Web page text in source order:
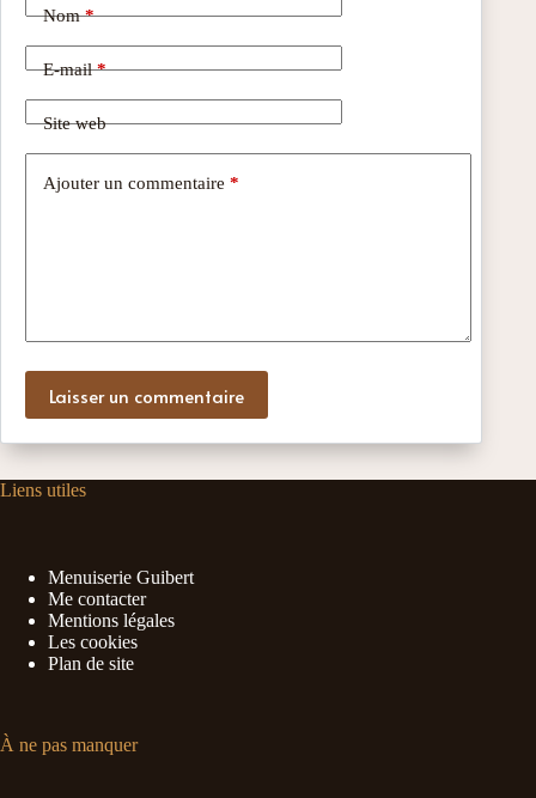
Nom*
E-mail*
Site web
Ajouter un commentaire *
Laisser un commentaire
Liens utiles
Menuiserie Guibert
Me contacter
Mentions légales
Les cookies
Plan de site
À ne pas manquer